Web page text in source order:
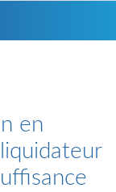
en